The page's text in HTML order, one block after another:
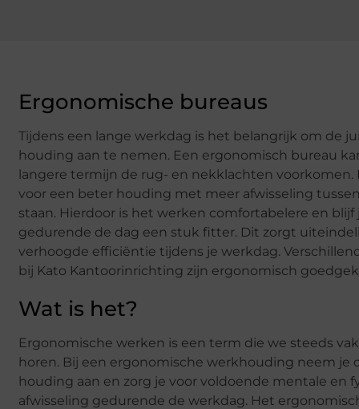
Ergonomische bureaus
Tijdens een lange werkdag is het belangrijk om de
houding aan te nemen. Een ergonomisch bureau
langere termijn de rug- en nekklachten voorkomen.
voor een beter houding met meer afwisseling
staan. Hierdoor is het werken comfortabelere en blijf
gedurende de dag een stuk fitter. Dit zorgt
verhoogde efficiëntie tijdens je werkdag.
bij Kato Kantoorinrichting zijn ergonomisch
Wat is het?
Ergonomische werken is een term die we steeds
horen. Bij een ergonomische werkhouding neem je
houding aan en zorg je voor voldoende mentale en
afwisseling gedurende de werkdag. Het